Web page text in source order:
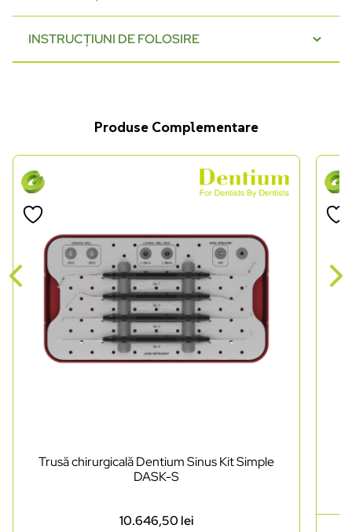
INSTRUCȚIUNI DE FOLOSIRE
Produse Complementare
Trusă chirurgicală Dentium Sinus Kit Simple
DASK-S
10.646,50 lei